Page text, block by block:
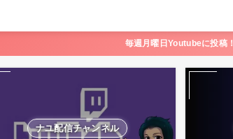
毎週月曜日Youtubeに投稿！
ナユ配信チャンネル